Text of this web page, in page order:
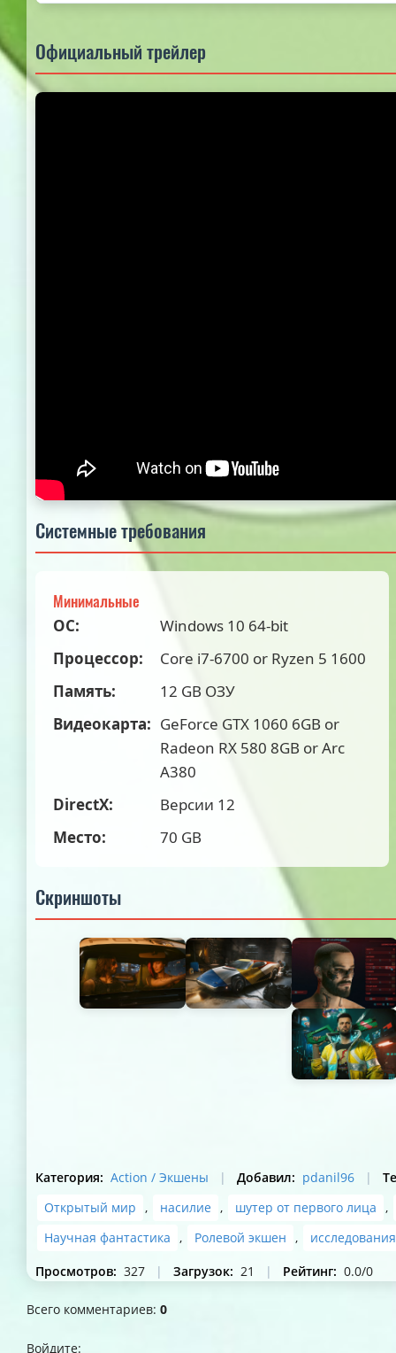
Официальный трейлер
Системные требования
Минимальные
ОС:
Windows 10 64-bit
Процессор:
Core i7-6700 or Ryzen 5 1600
Память:
12 GB ОЗУ
Видеокарта: GeForce GTX 1060 6GB or
Radeon RX 580 8GB or Arc
A380
DirectX:
Версии 12
Место:
70 GB
Скриншоты
Категория: Action / Экшены | Добавил: pdanil96 |
Открытый мир , насилие , шутер от первого лица ,
Научная фантастика , Ролевой экшен ,
исследования
Просмотров: 327 | Загрузок: 21 | Рейтинг: 0.0/0
Всего комментариев: 0
Войдите: